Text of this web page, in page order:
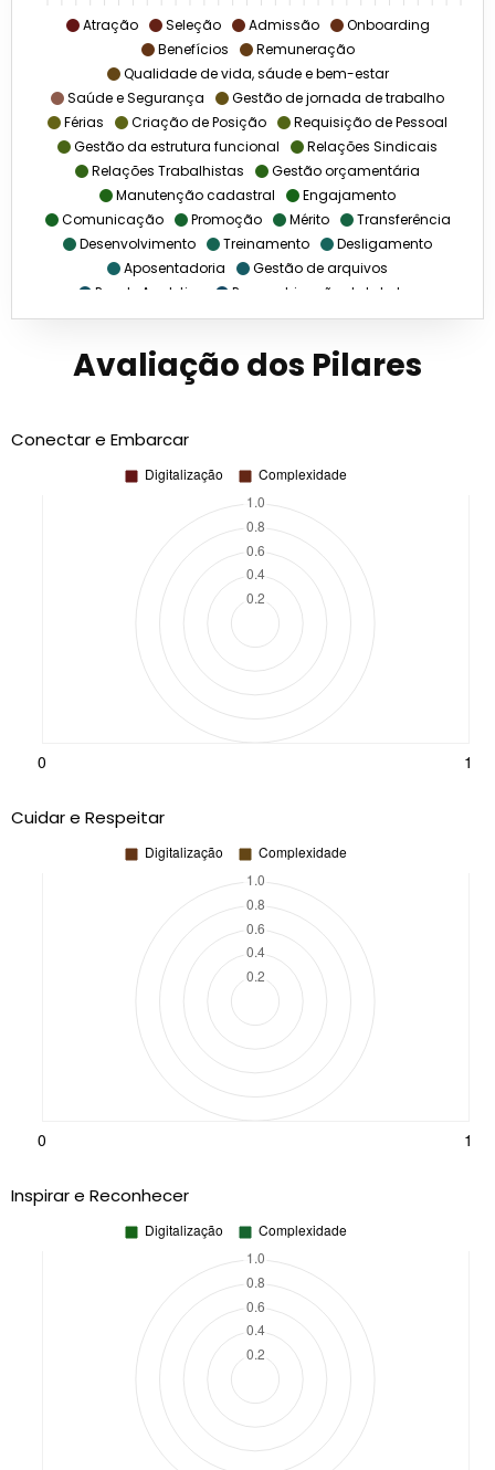
Atração Seleção Admissão
Onboarding
Benefícios
Remuneração
Qualidade de vida, sáude e bem-estar
Saúde e Segurança
Gestão de jornada de trabalho
Férias
Criação de Posição
Requisição de Pessoal
Gestão da estrutura funcional
Relações Sindicais
Relações Trabalhistas
Gestão orçamentária
Manutenção cadastral
Engajamento
Comunicação
Promoção Mérito
Transferência
Desenvolvimento
Treinamento
Desligamento
Aposentadoria
Gestão de arquivos
People Analytics
Parametrização de tabelas
Processamento de folha de pagamento
Avaliação dos Pilares
Conectar e Embarcar
Cuidar e Respeitar
Inspirar e Reconhecer